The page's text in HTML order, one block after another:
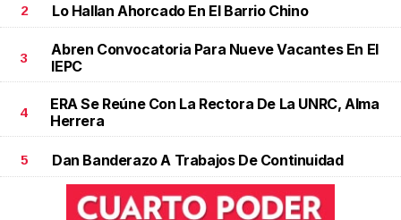
2 Lo Hallan Ahorcado En El Barrio Chino
3
Abren Convocatoria Para Nueve Vacantes En El
IEPC
4
ERA Se Reúne Con La Rectora De La UNRC, Alma
Herrera
5 Dan Banderazo A Trabajos De Continuidad